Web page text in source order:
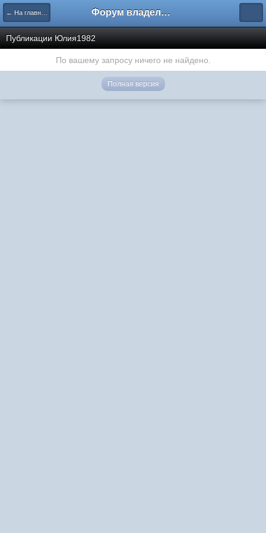
← На главную Форум владельцев интернет-магазинов
Публикации Юлия1982
По вашему запросу ничего не найдено.
Полная версия